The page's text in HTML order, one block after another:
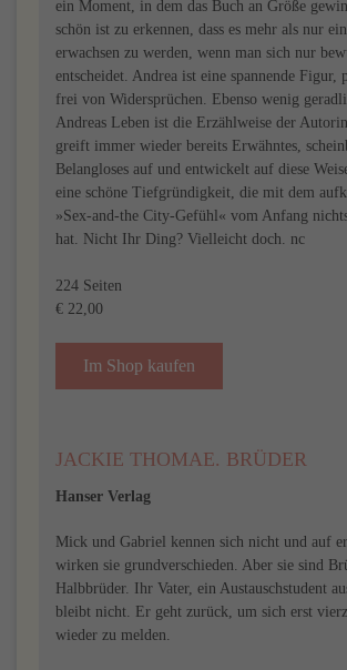
ein Moment, in dem das Buch an Größe
schön ist zu erkennen, dass es mehr als nur
erwachsen zu werden, wenn man sich nur
entscheidet. Andrea ist eine spannende Figur,
frei von Widersprüchen. Ebenso wenig
Andreas Leben ist die Erzählweise der
greift immer wieder bereits Erwähntes,
Belangloses auf und entwickelt auf diese
eine schöne Tiefgründigkeit, die mit dem
»Sex-and-the City-Gefühl« vom Anfang
hat. Nicht Ihr Ding? Vielleicht doch. nc
224 Seiten
€ 22,00
Im Shop kaufen
JACKIE THOMAE. BRÜDER
Hanser Verlag
Mick und Gabriel kennen sich nicht und auf
wirken sie grundverschieden. Aber sie sind
Halbbrüder. Ihr Vater, ein Austauschstudent
bleibt nicht. Er geht zurück, um sich erst
wieder zu melden.